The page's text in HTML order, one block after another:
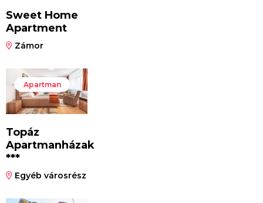
Sweet Home
Apartment
Zámor
Apartman
Topáz
Apartmanházak
***
Egyéb városrész